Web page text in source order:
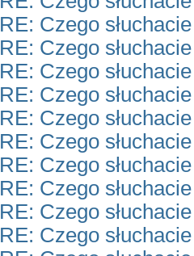
RE: Czego
RE: Czego
RE: Czego
RE: Czego
RE: Czego
RE: Czego
RE: Czego
RE: Czego
RE: Czego
RE: Czego